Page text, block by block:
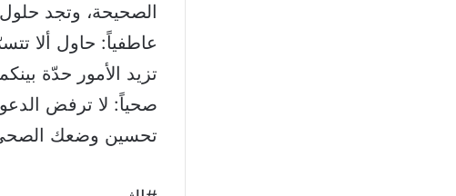
الصحيحة، وتجد
عاطفياً: حاول ألا
تزيد الأمور حدّة
صحياً: لا ترفض
تحسين وضعك